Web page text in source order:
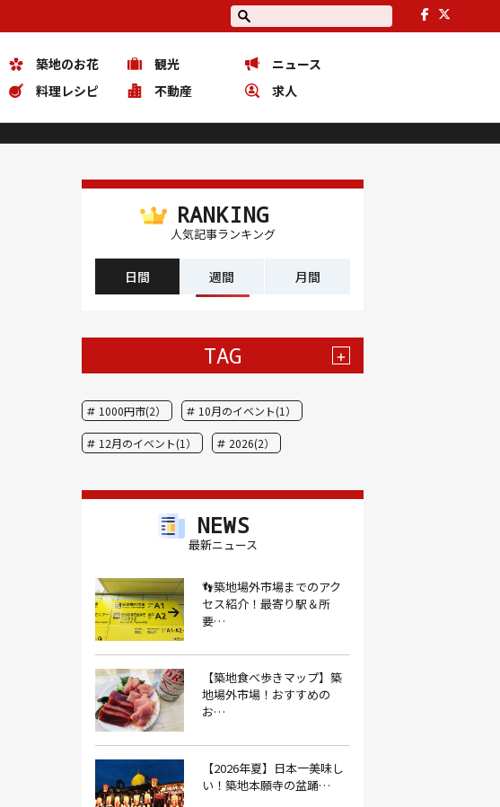
築地のお花 観光
ニュース
料理レシピ 不動産 求人
RANKING
人気記事ランキング
日間 週間 月間
TAG +
1000円市(2） 10月のイベント(1）
12月のイベント(1） 2026(2）
アイスクリーム(1）
あごだし(1） アジフライ(1）
アド街(3）
アパート探し(1） アルバイト(1）
アンテナショップ(1） あんぱん(1）
あんみつ(4）
イタリアン(6） イタリアンバル(1）
イタリアンレストラン(1）
NEWS
最新ニュース
👣築地場外市場までのアク
セス紹介！最寄り駅＆所
要…
【築地食べ歩きマップ】築
地場外市場！おすすめの
お…
【2026年夏】日本一美味し
い！築地本願寺の盆踊…